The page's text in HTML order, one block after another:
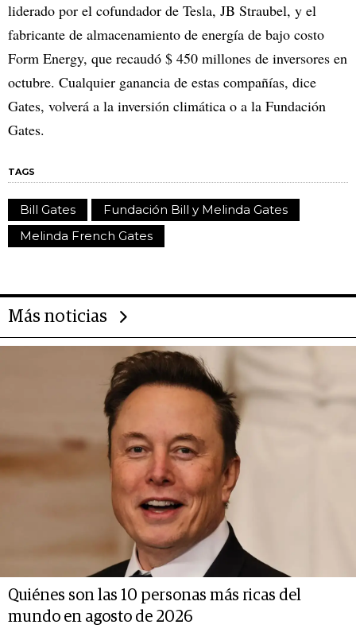
liderado por el cofundador de Tesla, JB Straubel, y el
fabricante de almacenamiento de energía de bajo costo
Form Energy, que recaudó $ 450 millones de inversores en
octubre. Cualquier ganancia de estas compañías, dice
Gates, volverá a la inversión climática o a la Fundación
Gates.
TAGS
Bill Gates
Fundación Bill y Melinda Gates
Melinda French Gates
Más noticias
Quiénes son las 10 personas más ricas del
mundo en agosto de 2026